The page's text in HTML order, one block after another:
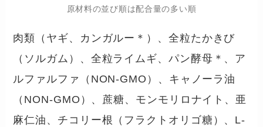
原材料の並び順は配合量の多い順
肉類（ヤギ、カンガルー＊）、全粒たかきび
（ソルガム）、全粒ライムギ、パン酵母＊、ア
ルファルファ（NON-GMO）、キャノーラ油
（NON-GMO）、蔗糖、モンモリロナイト、亜
麻仁油、チコリー根（フラクトオリゴ糖）、L-